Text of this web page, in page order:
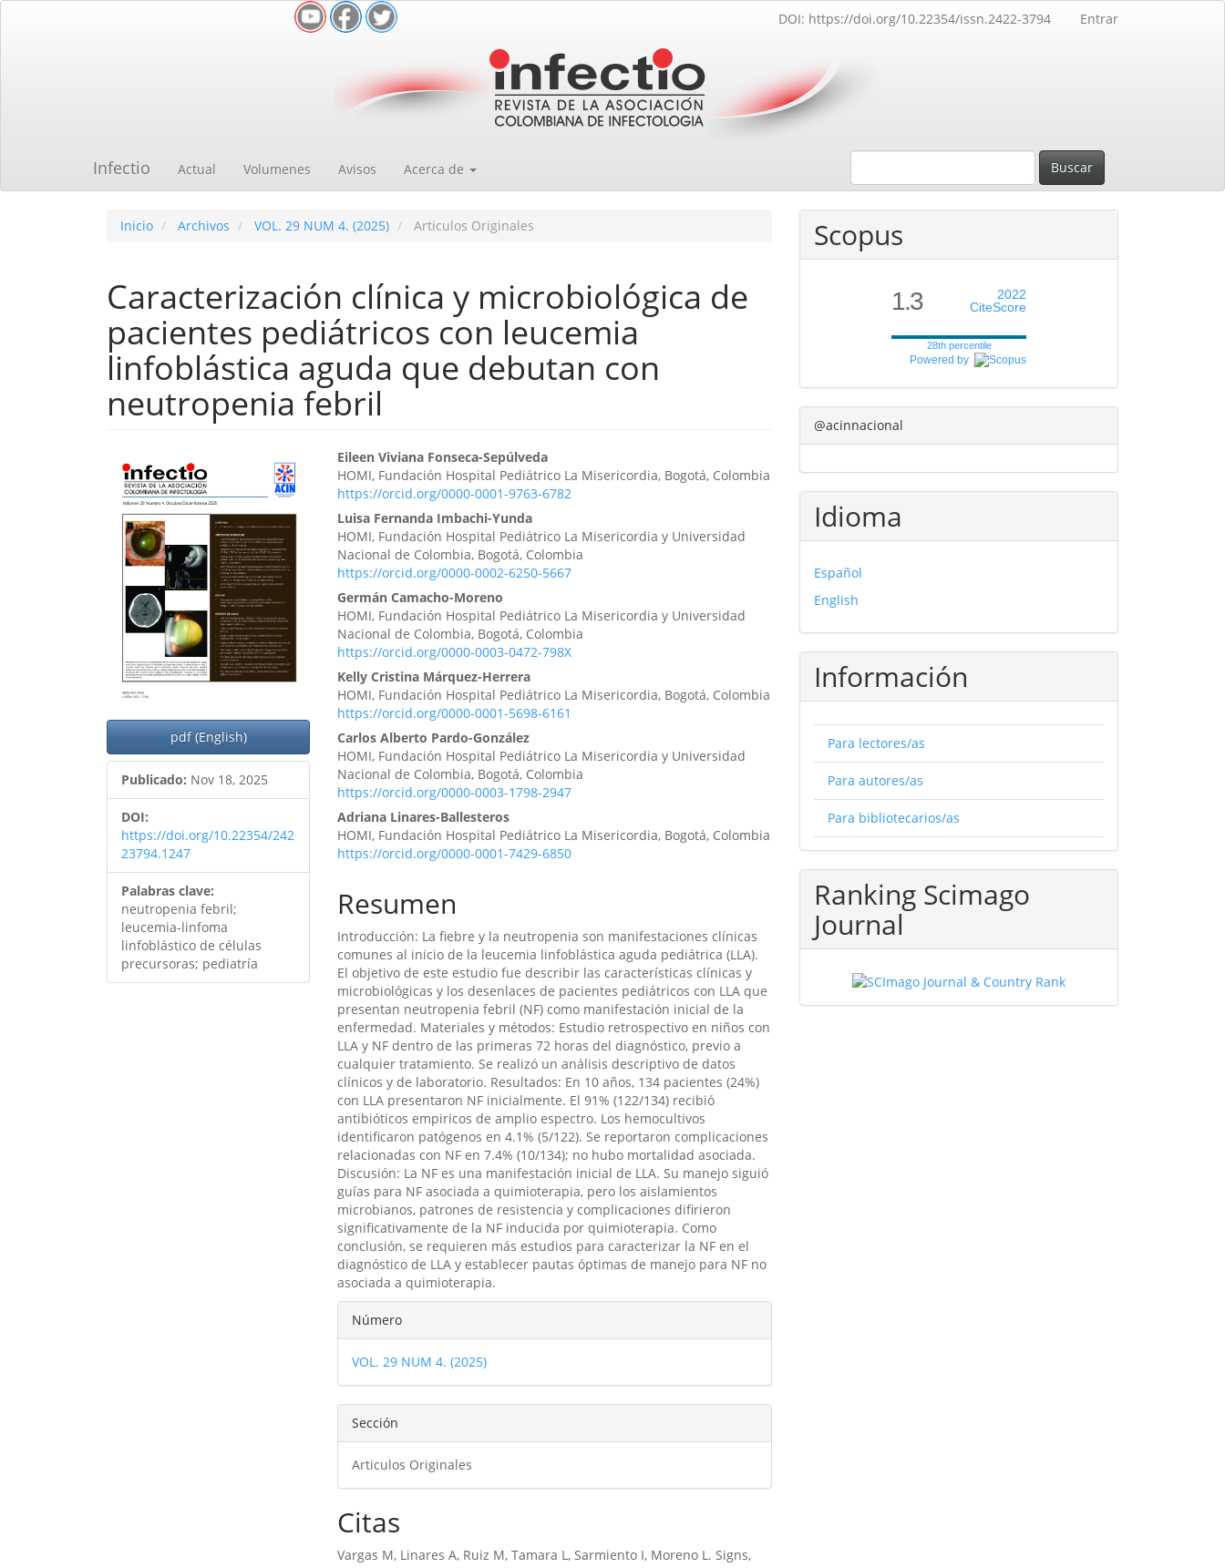
DOI: https://doi.org/10.22354/issn.2422-3794 Entrar
Infectio Actual Volumenes Avisos Acerca de Buscar
Inicio Archivos VOL. 29 NUM 4. (2025) Articulos Originales
Caracterización clínica y microbiológica de
pacientes pediátricos con leucemia
linfoblástica aguda que debutan con
neutropenia febril
Barra
lateral
del
artículo
pdf (English)
Publicado: Nov 18, 2025
DOI:
https://doi.org/10.22354/242
23794.1247
Palabras clave:
neutropenia febril;
leucemia-linfoma
linfoblástico de células
precursoras; pediatría
Contenido
principal
del
artículo
Eileen Viviana Fonseca-Sepúlveda
HOMI, Fundación Hospital Pediátrico La Misericordia, Bogotá, Colombia
https://orcid.org/0000-0001-9763-6782
Luisa Fernanda Imbachi-Yunda
HOMI, Fundación Hospital Pediátrico La Misericordia y Universidad
Nacional de Colombia, Bogotá, Colombia
https://orcid.org/0000-0002-6250-5667
Germán Camacho-Moreno
HOMI, Fundación Hospital Pediátrico La Misericordia y Universidad
Nacional de Colombia, Bogotá, Colombia
https://orcid.org/0000-0003-0472-798X
Kelly Cristina Márquez-Herrera
HOMI, Fundación Hospital Pediátrico La Misericordia, Bogotá, Colombia
https://orcid.org/0000-0001-5698-6161
Carlos Alberto Pardo-González
HOMI, Fundación Hospital Pediátrico La Misericordia y Universidad
Nacional de Colombia, Bogotá, Colombia
https://orcid.org/0000-0003-1798-2947
Adriana Linares-Ballesteros
HOMI, Fundación Hospital Pediátrico La Misericordia, Bogotá, Colombia
https://orcid.org/0000-0001-7429-6850
Resumen
Introducción: La fiebre y la neutropenia son manifestaciones clínicas
comunes al inicio de la leucemia linfoblástica aguda pediátrica (LLA).
El objetivo de este estudio fue describir las características clínicas y
microbiológicas y los desenlaces de pacientes pediátricos con LLA que
presentan neutropenia febril (NF) como manifestación inicial de la
enfermedad. Materiales y métodos: Estudio retrospectivo en niños con
LLA y NF dentro de las primeras 72 horas del diagnóstico, previo a
cualquier tratamiento. Se realizó un análisis descriptivo de datos
clínicos y de laboratorio. Resultados: En 10 años, 134 pacientes (24%)
con LLA presentaron NF inicialmente. El 91% (122/134) recibió
antibióticos empiricos de amplio espectro. Los hemocultivos
identificaron patógenos en 4.1% (5/122). Se reportaron complicaciones
relacionadas con NF en 7.4% (10/134); no hubo mortalidad asociada.
Discusión: La NF es una manifestación inicial de LLA. Su manejo siguió
guías para NF asociada a quimioterapia, pero los aislamientos
microbianos, patrones de resistencia y complicaciones difirieron
significativamente de la NF inducida por quimioterapia. Como
conclusión, se requieren más estudios para caracterizar la NF en el
diagnóstico de LLA y establecer pautas óptimas de manejo para NF no
asociada a quimioterapia.
Detalles
del
artículo
Número
VOL. 29 NUM 4. (2025)
Sección
Articulos Originales
Citas
Vargas M, Linares A, Ruiz M, Tamara L, Sarmiento I, Moreno L. Signs,
Scopus
1.3
2022
CiteScore
28th percentile
Powered by
@acinnacional
Idioma
Español
English
Información
Para lectores/as
Para autores/as
Para bibliotecarios/as
Ranking Scimago
Journal